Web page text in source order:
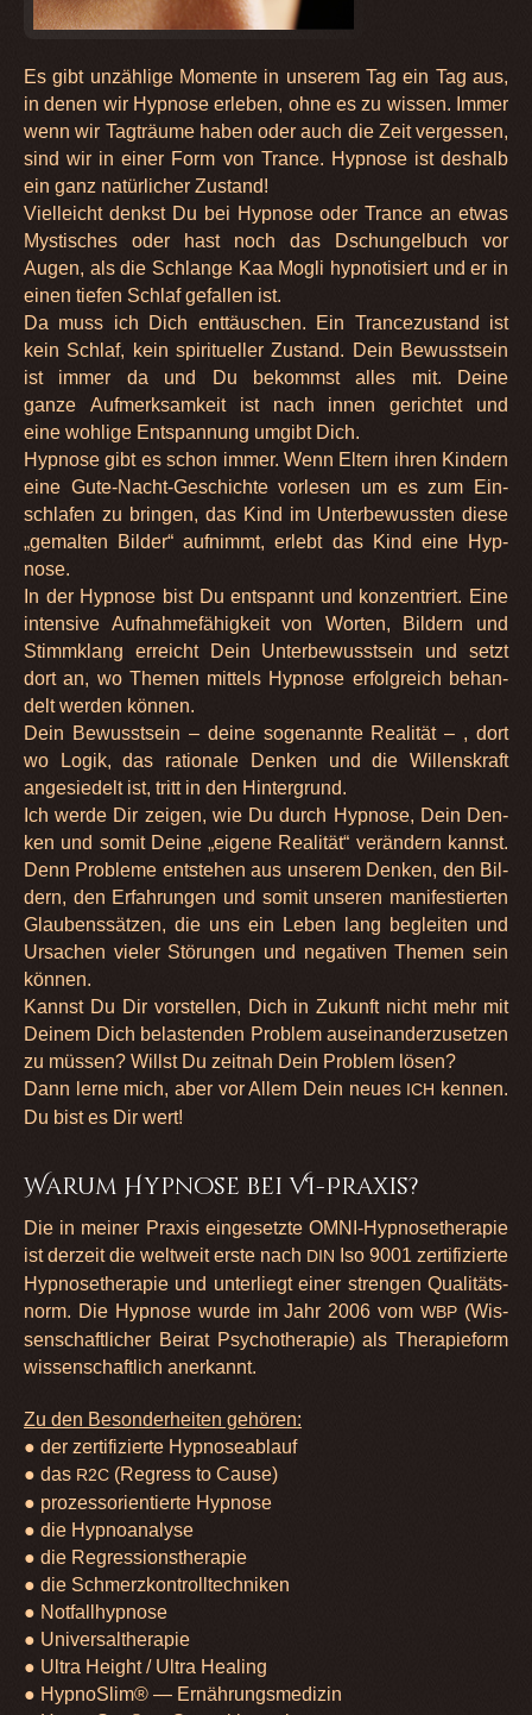
Es gibt unzäh­lige Momente in unse­rem Tag ein Tag aus,
in denen wir Hyp­nose erle­ben, ohne es zu wis­sen. Immer
wenn wir Tag­träume haben oder auch die Zeit ver­ges­sen,
sind wir in einer Form von Trance. Hyp­nose ist des­halb
ein ganz natür­li­cher Zustand!
Viel­leicht denkst Du bei Hyp­nose oder Trance an etwas
Mys­ti­sches oder hast noch das Dschun­gel­buch vor
Augen, als die Schlange Kaa Mogli hyp­no­ti­siert und er in
einen tie­fen Schlaf gefal­len ist.
Da muss ich Dich ent­täu­schen. Ein Tran­ce­zu­stand ist
kein Schlaf, kein spi­ri­tu­el­ler Zustand. Dein Bewusst­sein
ist immer da und Du bekommst alles mit. Deine
ganze Auf­merk­sam­keit ist nach innen gerich­tet und
eine woh­lige Ent­span­nung umgibt Dich.
Hyp­nose gibt es schon immer. Wenn Eltern ihren Kin­dern
eine Gute-Nacht-Geschichte vor­le­sen um es zum Ein­
schla­fen zu brin­gen, das Kind im Unter­be­wuss­ten diese
„gemal­ten Bil­der“ auf­nimmt, erlebt das Kind eine Hyp­
nose.
In der Hyp­nose bist Du ent­spannt und kon­zen­triert. Eine
inten­sive Auf­nah­me­fä­hig­keit von Wor­ten, Bil­dern und
Stimm­klang erreicht Dein Unter­be­wusst­sein und setzt
dort an, wo The­men mit­tels Hyp­nose erfolg­reich behan­
delt wer­den kön­nen.
Dein Bewusst­sein – deine soge­nannte Rea­li­tät – , dort
wo Logik, das ratio­nale Den­ken und die Wil­lens­kraft
ange­sie­delt ist, tritt in den Hin­ter­grund.
Ich werde Dir zei­gen, wie Du durch Hyp­nose, Dein Den­
ken und somit Deine „eigene Rea­li­tät“ ver­än­dern kannst.
Denn Pro­bleme ent­ste­hen aus unse­rem Den­ken, den Bil­
dern, den Erfah­run­gen und somit unse­ren mani­fes­tier­ten
Glau­bens­sät­zen, die uns ein Leben lang beglei­ten und
Ursa­chen vie­ler Stö­run­gen und nega­ti­ven The­men sein
kön­nen.
Kannst Du Dir vor­stel­len, Dich in Zukunft nicht mehr mit
Dei­nem Dich belas­ten­den Pro­blem aus­ein­an­der­zu­set­zen
zu müs­sen? Willst Du zeit­nah Dein Pro­blem lösen?
Dann lerne mich, aber vor Allem Dein neues ICH ken­nen.
Du bist es Dir wert!
Warum Hypnose bei VI-Praxis?
Die in mei­ner Pra­xis ein­ge­setzte OMNI-Hyp­nos­ethe­ra­pie
ist der­zeit die welt­weit erste nach DIN Iso 9001 zer­ti­fi­zierte
Hyp­nos­ethe­ra­pie und unter­liegt einer stren­gen Qua­li­täts­
norm. Die Hyp­nose wurde im Jahr 2006 vomWBP (Wis­
sen­schaft­li­cher Bei­rat Psy­cho­the­ra­pie) als The­ra­pie­form
wis­sen­schaft­lich aner­kannt.
Zu den Beson­der­hei­ten gehö­ren:
● der zer­ti­fi­zierte Hyp­no­se­ab­lauf
● das R2C (Regress to Cause)
● pro­zess­ori­en­tierte Hyp­nose
● die Hyp­no­ana­lyse
● die Regres­si­ons­the­ra­pie
● die Schmerz­kon­troll­tech­ni­ken
● Not­fall­hyp­nose
● Uni­vers­althe­ra­pie
● Ultra Height / Ultra Hea­ling
● Hyp­noS­lim® — Ernäh­rungs­me­di­zin